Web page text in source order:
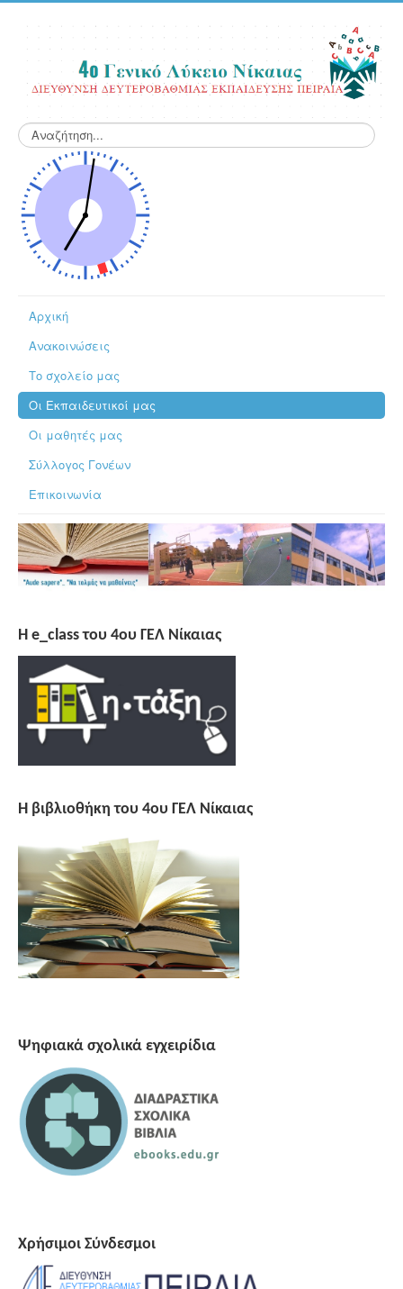
Αναζήτηση...
Αρχική
Ανακοινώσεις
Το σχολείο μας
Οι Εκπαιδευτικοί μας
Οι μαθητές μας
Σύλλογος Γονέων
Επικοινωνία
H e_class του 4ου ΓΕΛ Νίκαιας
Η βιβλιοθήκη του 4ου ΓΕΛ Νίκαιας
Ψηφιακά σχολικά εγχειρίδια
Χρήσιμοι Σύνδεσμοι